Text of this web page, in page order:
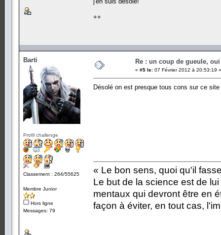
++
Barti
Profil challenge
Classement : 264/55625
Membre Junior
Hors ligne
Messages: 79
Re : un coup de gueule, oui
« #5 le: 07 Février 2012 à 20:53:19 »
Désolé on est presque tous cons sur ce
« Le bon sens, quoi qu'il
Le but de la science est de
mentaux qui devront être en
façon à éviter, en tout cas,